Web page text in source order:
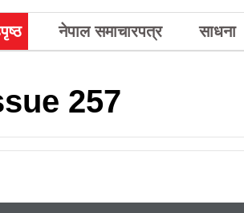
नेपाल समाचारपत्र साधना
257